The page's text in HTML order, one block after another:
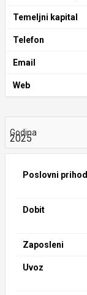
Temeljni kapital
Telefon
Email
Web
Godina
Poslovni prihod
Dobit
Zaposleni
Uvoz